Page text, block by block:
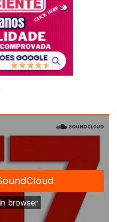
em busca da
Campeonato
o Demolidor de
1 a 1 no clássico
segunda rodada,
quarta-feira (15), o
Pinheiro por 2 a 0.
do MAC será fora
no próximo dia 26,
estadual, na cidade
Castelão